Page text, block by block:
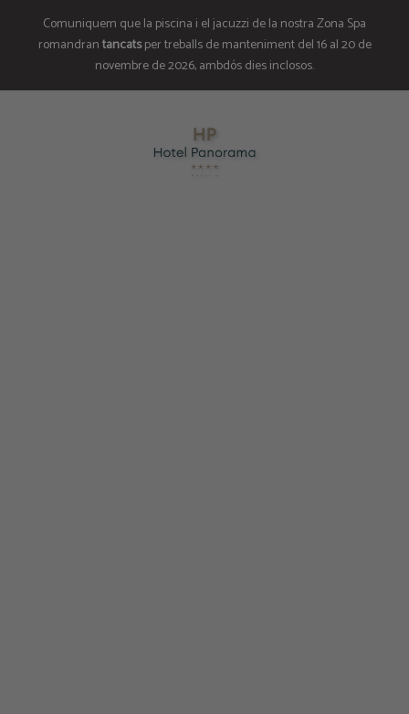
Comuniquem que la piscina i el jacuzzi de la nostra Zona Spa
romandrantancatsper treballs de manteniment del 16 al 20 de
novembre de 2026, ambdós dies inclosos.
Hotel Panorama a Escaldes. Web Oficial